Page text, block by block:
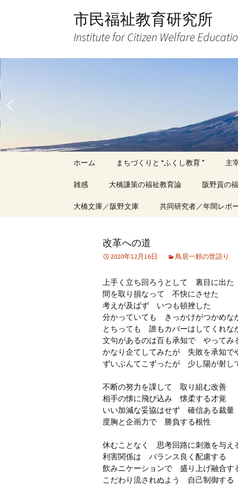
ス
キ
ッ
市民福祉教育研究所
Institute for Citizen Welfare
ホーム まちづくりと “ふくし教育 ” 主
雑感
アーカイブ（１）
記事（51）～
アーカイブ（４）
記事（151）～
アーカイブ（５）
記事（201）～
大橋謙策の福祉教育論
アーカイブ（１）
論文
アーカイブ（４）
講演録
アーカイブ（５）
四国遍路紀行文
阪野貢の
アーカイブ
アーカイブ
社会福祉
アーカイ
研究業績
大橋文庫／阪野文庫 共同研究者／年間レポ
改革への道
2020年12月16日 鳥居一頼の世語り
上手く立ち回ろうとして 裏目に出た
間を取り損なって 不快にさせた
考えが及ばず いつも頓挫した
分かっていても きっかけがつかめな
とちっても 誰もカバーはしてくれな
文句があるのは百も承知で やってみ
かなり企てしてみたが 失敗を承知で
ずいぶんてこずったが 少し陽が射し
不断の努力を課して 取り組む改善
相手の懐に飛び込み 懐柔する才覚
いい加減な妥協はせず 確信ある裁量
度胸と企画力で 勝負する根性
休むことなく 思考回路に刺激を与え
利害関係は バランス良く配慮する
飲みニケーションで 盛り上げ融合す
こだわり流されぬよう 自己制御する